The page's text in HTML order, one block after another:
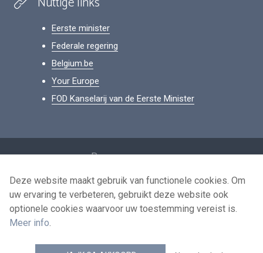
Eerste minister
Federale regering
Belgium.be
Your Europe
FOD Kanselarij van de Eerste Minister
Persoonsgegevens
Voorwaarden voor het hergebruik
Contacteer ons
Deze website maakt gebruik van functionele cookies. Om
uw ervaring te verbeteren, gebruikt deze website ook
optionele cookies waarvoor uw toestemming vereist is.
Meer info.